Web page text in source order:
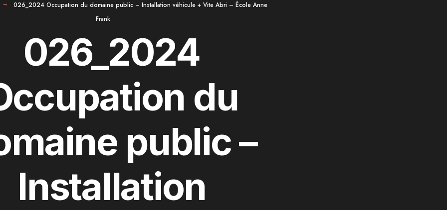
026_2024 Occupation du domaine public – Installation véhicule + Vite Abri – École Anne
Frank
026_2024
du
public –
Installation